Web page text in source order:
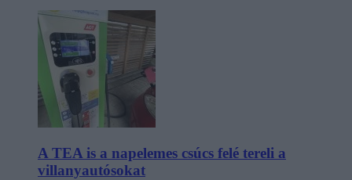
A TEA is a napelemes csúcs felé tereli a
villanyautósokat